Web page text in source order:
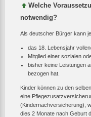
Welche
notwendig?
Als deutscher Bürger kann
das 18. Lebensjahr
Mitglied einer sozialen
bisher keine Leistungen
bezogen hat.
Kinder können zu den
eine
(Kindernachversicherung),
dies 2 Monate nach Geburt